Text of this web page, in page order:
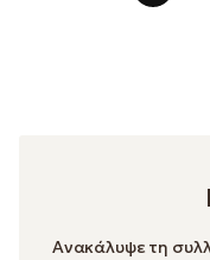
Ανακάλυψε τη